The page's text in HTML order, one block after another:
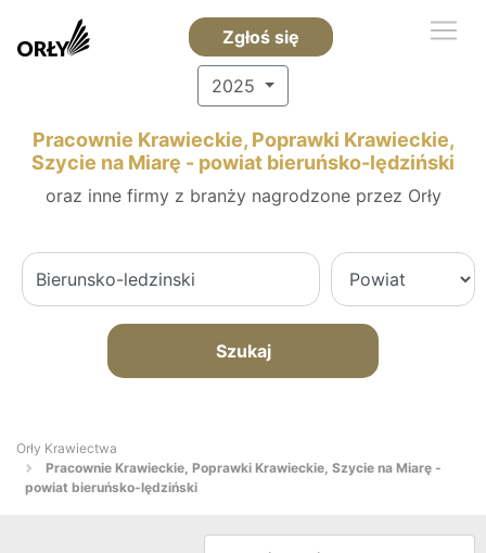
Zgłoś się
2025
Pracownie Krawieckie, Poprawki Krawieckie,
Szycie na Miarę - powiat bieruńsko-lędziński
oraz inne firmy z branży nagrodzone przez Orły
Szukaj
Orły Krawiectwa
Pracownie Krawieckie, Poprawki Krawieckie, Szycie na Miarę -
powiat bieruńsko-lędziński